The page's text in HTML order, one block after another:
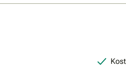
für Eigenheime und setzen auf